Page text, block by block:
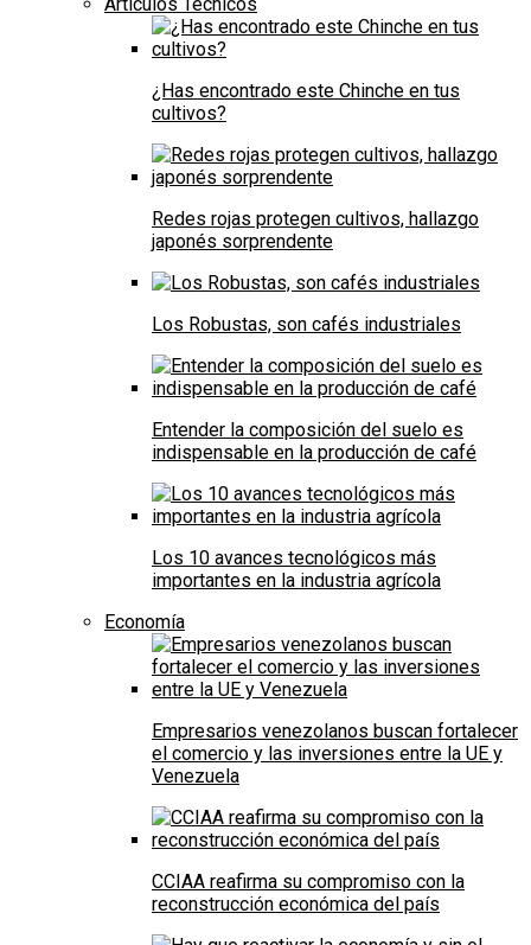
¿Has encontrado este Chinche en tus
cultivos?
Redes rojas protegen cultivos, hallazgo
japonés sorprendente
Los Robustas, son cafés industriales
Entender la composición del suelo es
indispensable en la producción de café
Los 10 avances tecnológicos más
importantes en la industria agrícola
Economía
Empresarios venezolanos buscan fortalecer
el comercio y las inversiones entre la UE y
Venezuela
CCIAA reafirma su compromiso con la
reconstrucción económica del país